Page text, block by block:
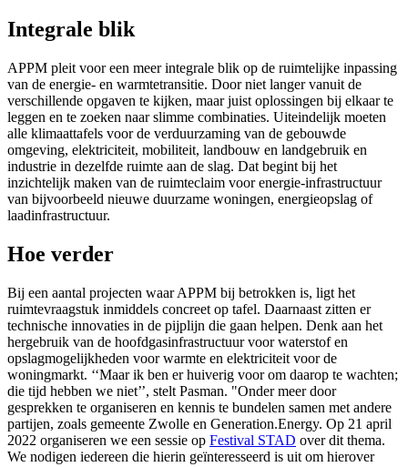
Integrale blik
APPM pleit voor een meer integrale blik op de ruimtelijke inpassing
van de energie- en warmtetransitie. Door niet langer vanuit de
verschillende opgaven te kijken, maar juist oplossingen bij elkaar te
leggen en te zoeken naar slimme combinaties. Uiteindelijk moeten
alle klimaattafels voor de verduurzaming van de gebouwde
omgeving, elektriciteit, mobiliteit, landbouw en landgebruik en
industrie in dezelfde ruimte aan de slag. Dat begint bij het
inzichtelijk maken van de ruimteclaim voor energie-infrastructuur
van bijvoorbeeld nieuwe duurzame woningen, energieopslag of
laadinfrastructuur.
Hoe verder
Bij een aantal projecten waar APPM bij betrokken is, ligt het
ruimtevraagstuk inmiddels concreet op tafel. Daarnaast zitten er
technische innovaties in de pijplijn die gaan helpen. Denk aan het
hergebruik van de hoofdgasinfrastructuur voor waterstof en
opslagmogelijkheden voor warmte en elektriciteit voor de
woningmarkt. ‘‘Maar ik ben er huiverig voor om daarop te wachten;
die tijd hebben we niet’’, stelt Pasman. "Onder meer door
gesprekken te organiseren en kennis te bundelen samen met andere
partijen, zoals gemeente Zwolle en Generation.Energy. Op 21 april
2022 organiseren we een sessie op Festival STAD over dit thema.
We nodigen iedereen die hierin geïnteresseerd is uit om hierover